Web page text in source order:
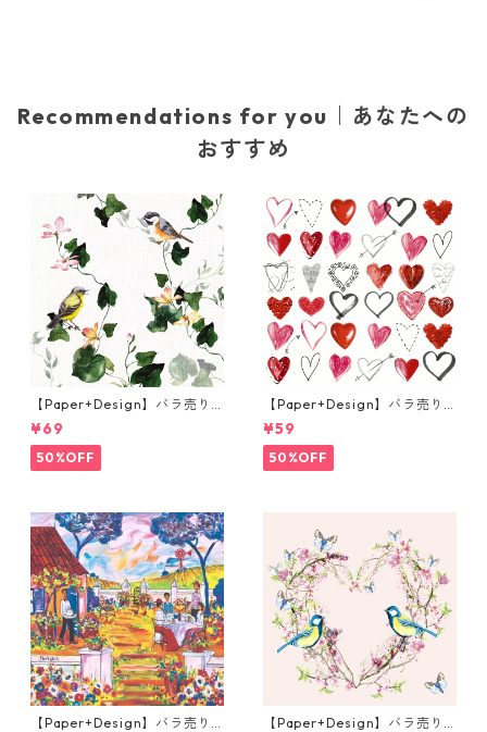
Recommendations for you｜あなたへの
おすすめ
【Paper+Design】バラ売り2
枚 ランチサイズ ペーパーナプ
キン Botanical Vine ライトグ
レー
¥69
50%OFF
【Paper+Design】バラ売り2
枚 カクテルサイズ ペーパーナ
プキン Cupids arrow ホワイ
ト
¥59
50%OFF
【Paper+Design】バラ売り2
【Paper+Design】バラ売り2